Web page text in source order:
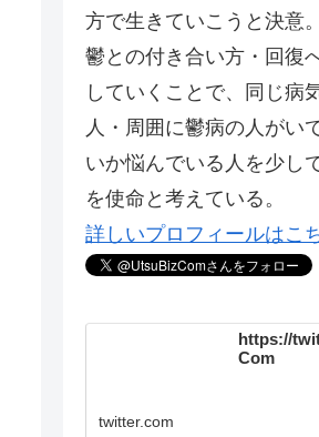
方で生きていこうと決意。
鬱との付き合い方・回復
していくことで、同じ病
人・周囲に鬱病の人がい
いか悩んでいる人を少し
を使命と考えている。
詳しいプロフィールはこ
https://
Com
twitter.com